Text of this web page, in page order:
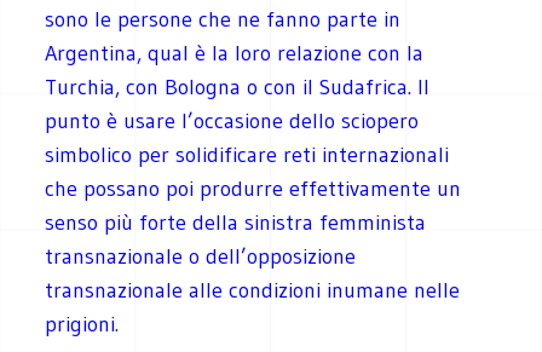
sono le persone che ne fanno parte in
Argentina, qual è la loro relazione con la
Turchia, con Bologna o con il Sudafrica. Il
punto è usare l’occasione dello sciopero
simbolico per solidificare reti internazionali
che possano poi produrre effettivamente un
senso più forte della sinistra femminista
transnazionale o dell’opposizione
transnazionale alle condizioni inumane nelle
prigioni.